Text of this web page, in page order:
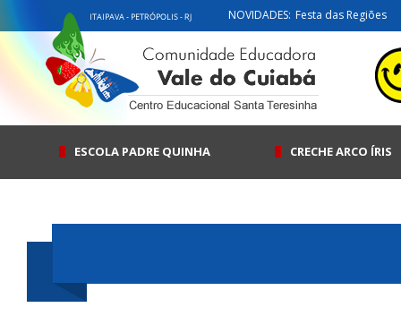
NOVIDADES: Festa das Regiões
ESCOLA PADRE QUINHA CRECHE ARCO ÍRIS